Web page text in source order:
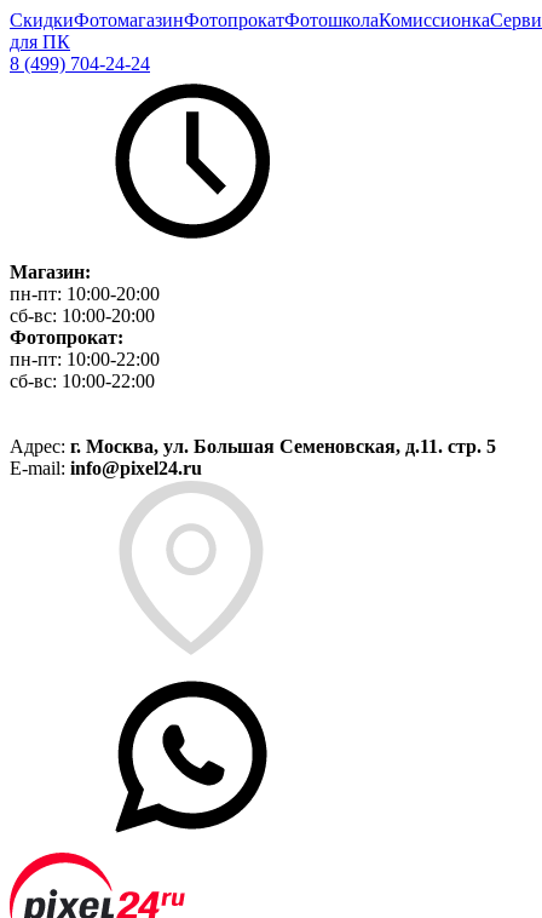
СкидкиФотомагазинФотопрокатФотошколаКомиссионка
для ПК
8 (499) 704-24-24
Магазин:
пн-пт: 10:00-20:00
сб-вс: 10:00-20:00
Фотопрокат:
пн-пт: 10:00-22:00
сб-вс: 10:00-22:00
Адрес: г. Москва, ул. Большая Семеновская, д.11. стр. 5
E-mail: info@pixel24.ru